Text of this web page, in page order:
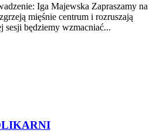
Iga Majewska Zapraszamy na
mięśnie centrum i rozruszają
sesji będziemy wzmacniać...